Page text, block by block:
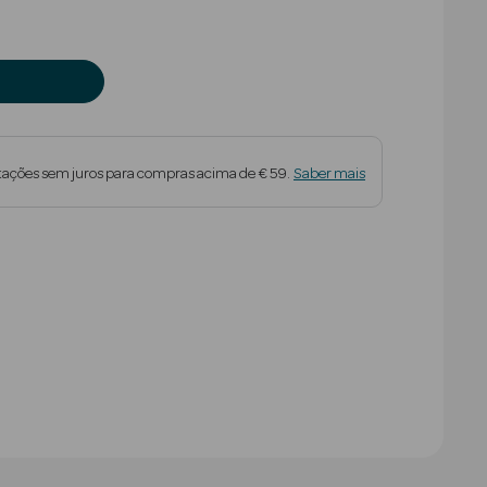
sem juros para compras acima de € 59. Saber mais